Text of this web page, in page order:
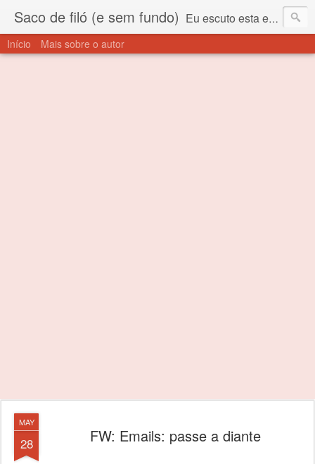
Saco de filó (e sem fundo) Eu escuto esta expressão "saco de filó" desde criança. Para quem não sabe, filó é um tecido todo furadinho e permite que um saco feito com ele, mesmo que muito exposto ao ar soprado para dentro, nunca vai se encher. Aí está o propósito deste nome... Para viver em sociedade tem que ter saco de filó.
Início Mais sobre o autor
MAY
28 FW: Emails: passe a diante